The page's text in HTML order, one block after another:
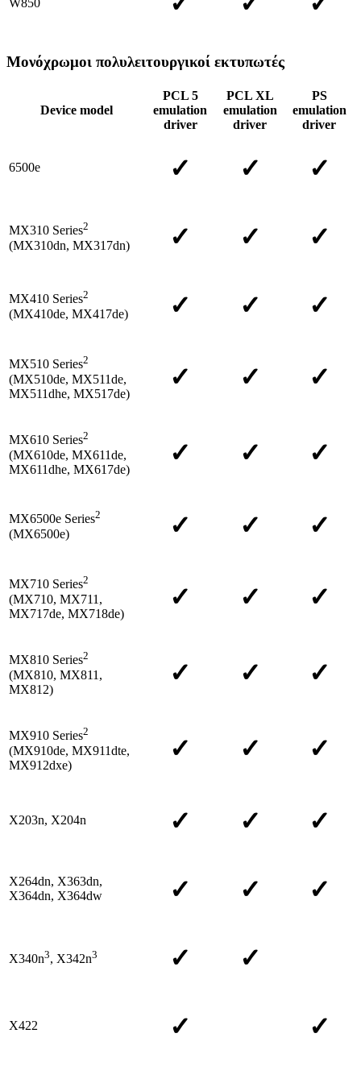
Μονόχρωμοι πολυλειτουργικοί εκτυπωτές
Device model
PCL 5
emulation
driver
PCL XL
emulation
driver
PS
emulation
driver
6500e ✓ ✓ ✓
MX310 Series2
(MX310dn, MX317dn) ✓ ✓ ✓
MX410 Series2
(MX410de, MX417de) ✓ ✓ ✓
MX510 Series2
(MX510de, MX511de,
MX511dhe, MX517de)
✓ ✓ ✓
MX610 Series2
(MX610de, MX611de,
MX611dhe, MX617de)
✓ ✓ ✓
MX6500e Series2
(MX6500e) ✓ ✓ ✓
MX710 Series2
(MX710, MX711,
MX717de, MX718de)
✓ ✓ ✓
MX810 Series2
(MX810, MX811,
MX812)
✓ ✓ ✓
MX910 Series2
(MX910de, MX911dte,
MX912dxe)
✓ ✓ ✓
X203n, X204n ✓ ✓ ✓
X264dn, X363dn,
X364dn, X364dw
✓ ✓ ✓
X340n3, X342n3 ✓ ✓
X422 ✓ ✓